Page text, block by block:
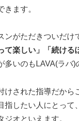
きます。
ンがただきついだけ
て楽しい」「続ける
多いのもLAVA(ラバ)
けされた指導だから
指したい人にとって
ジオといえます。